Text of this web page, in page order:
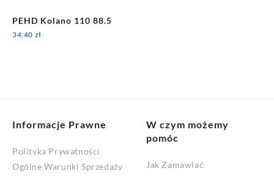
PEHD Kolano 110 88.5
34,40 zł
Informacje Prawne
Polityka Prywatności
Ogólne Warunki Sprzedaży
W czym możemy
pomóc
Jak Zamawiać